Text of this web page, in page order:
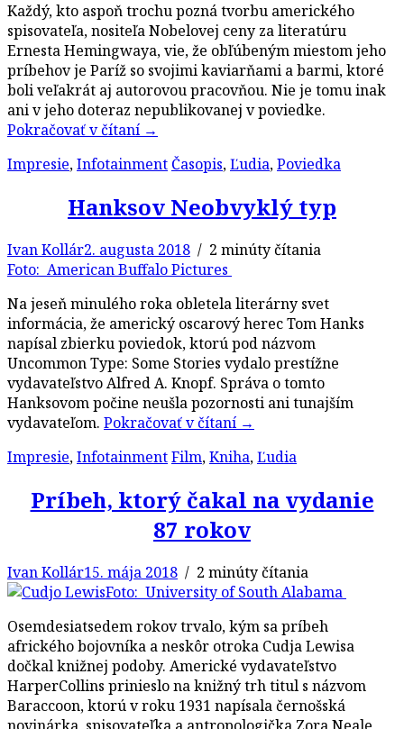
Každý, kto aspoň trochu pozná tvorbu amerického
spisovateľa, nositeľa Nobelovej ceny za literatúru
Ernesta Hemingwaya, vie, že obľúbeným miestom jeho
príbehov je Paríž so svojimi kaviarňami a barmi, ktoré
boli veľakrát aj autorovou pracovňou. Nie je tomu inak
ani v jeho doteraz nepublikovanej v poviedke.
Pokračovať v čítaní →
Impresie,Infotainment Časopis,Ľudia,Poviedka
Hanksov Neobvyklý typ
Ivan Kollár2. augusta 2018 / 2 minúty čítania
Foto: American Buffalo Pictures
Na jeseň minulého roka obletela literárny svet
informácia, že americký oscarový herec Tom Hanks
napísal zbierku poviedok, ktorú pod názvom
Uncommon Type: Some Stories vydalo prestížne
vydavateľstvo Alfred A. Knopf. Správa o tomto
Hanksovom počine neušla pozornosti ani tunajším
vydavateľom. Pokračovať v čítaní →
Impresie,InfotainmentFilm,Kniha,Ľudia
Príbeh, ktorý čakal na vydanie
87 rokov
Ivan Kollár15. mája 2018 / 2 minúty čítania
Foto: University of South Alabama
Osemdesiatsedem rokov trvalo, kým sa príbeh
afrického bojovníka a neskôr otroka Cudja Lewisa
dočkal knižnej podoby. Americké vydavateľstvo
HarperCollins prinieslo na knižný trh titul s názvom
Baraccoon, ktorú v roku 1931 napísala černošská